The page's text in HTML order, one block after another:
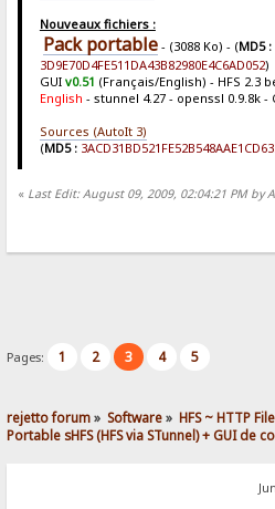
Nouveaux fichiers :
Pack portable- (3088 Ko) - (MD5 :
3D9E70D4FE511DA43B82980E4C6AD052)
GUI v0.51 (Français/English) - HFS 2.3
English - stunnel 4.27 - openssl 0.9.8k -
Sources (AutoIt 3)
(MD5 :
« Last Edit: August 09, 2009, 02:04:21 PM by
Pages: 1 2 3 4 5
rejetto forum» Software» HFS ~ HTTP
Portable sHFS (HFS via STunnel) + GUI de